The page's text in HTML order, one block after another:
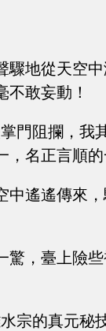
驟地從天空
不敢妄動！
門阻攔，我
，名正言順
中遙遙傳來
驚，臺上險
宗的真元秘